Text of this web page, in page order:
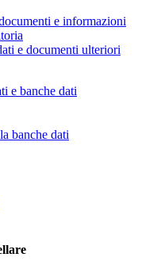
e informazioni
e documenti ulteriori
e banche dati
banche dati